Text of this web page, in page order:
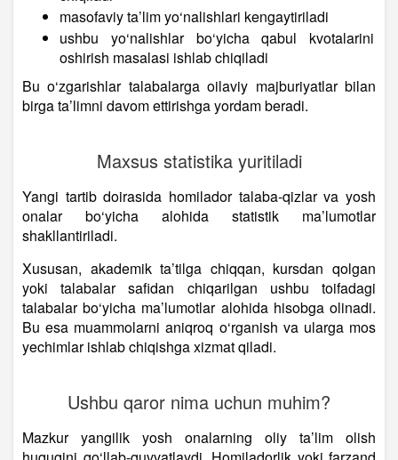
masofaviy ta’lim yo‘nalishlari kengaytiriladi
ushbu yo‘nalishlar bo‘yicha qabul kvotalarini
oshirish masalasi ishlab chiqiladi
Bu o‘zgarishlar talabalarga oilaviy majburiyatlar bilan
birga ta’limni davom ettirishga yordam beradi.
Maxsus statistika yuritiladi
Yangi tartib doirasida homilador talaba-qizlar va yosh
onalar bo‘yicha alohida statistik ma’lumotlar
shakllantiriladi.
Xususan, akademik ta’tilga chiqqan, kursdan qolgan
yoki talabalar safidan chiqarilgan ushbu toifadagi
talabalar bo‘yicha ma’lumotlar alohida hisobga olinadi.
Bu esa muammolarni aniqroq o‘rganish va ularga mos
yechimlar ishlab chiqishga xizmat qiladi.
Ushbu qaror nima uchun muhim?
Mazkur yangilik yosh onalarning oliy ta’lim olish